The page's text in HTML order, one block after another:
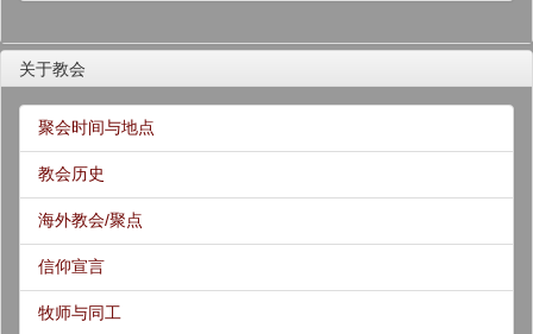
关于教会
聚会时间与地点
教会历史
海外教会/聚点
信仰宣言
牧师与同工